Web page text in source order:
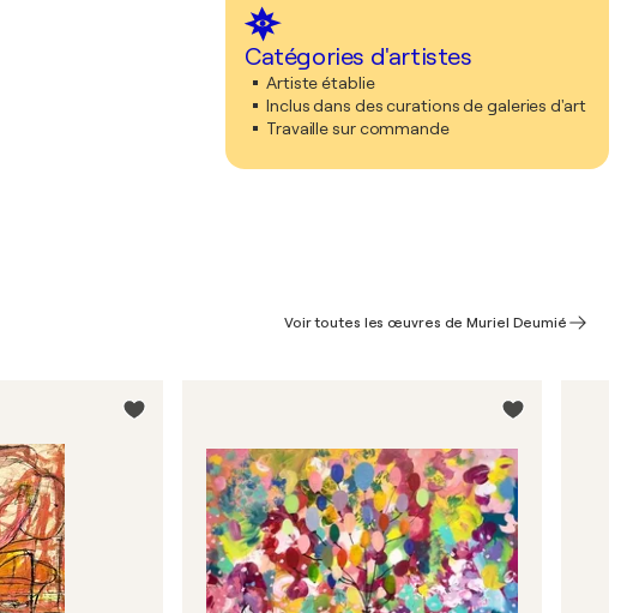
Catégories d'artistes
Artiste établie
Inclus dans des curations de galeries d'art
Travaille sur commande
Voir toutes les œuvres de Muriel Deumié